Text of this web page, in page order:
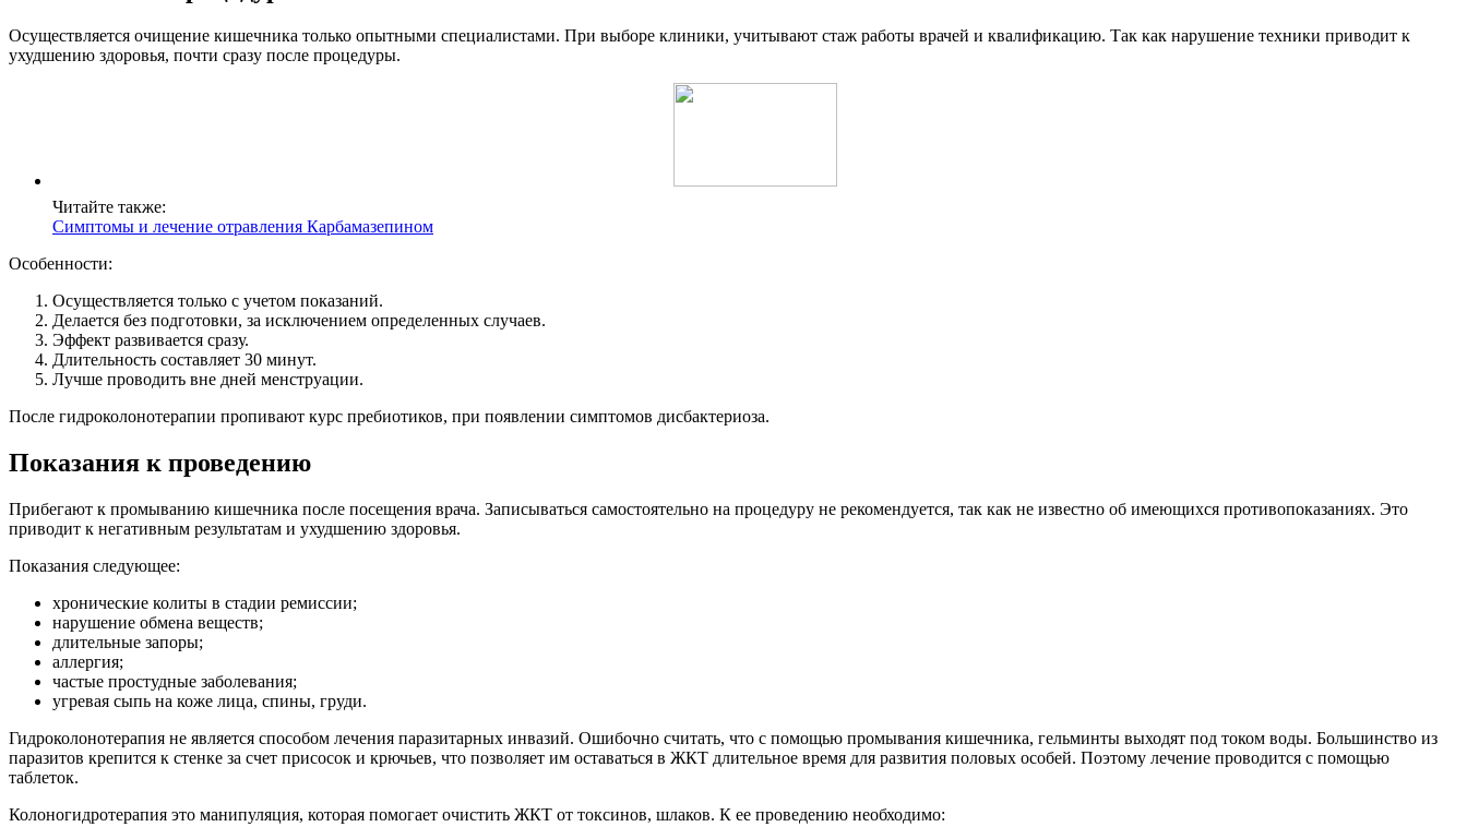
Осуществляется очищение кишечника только опытными специалистами. При выборе клиники, учитывают стаж работы врачей и квалификацию. Так как нарушение техники приводит к
ухудшению здоровья, почти сразу после процедуры.
Читайте также:
Симптомы и лечение отравления Карбамазепином
Особенности:
Осуществляется только с учетом показаний.
Делается без подготовки, за исключением определенных случаев.
Эффект развивается сразу.
Длительность составляет 30 минут.
Лучше проводить вне дней менструации.
После гидроколонотерапии пропивают курс пребиотиков, при появлении симптомов дисбактериоза.
Показания к проведению
Прибегают к промыванию кишечника после посещения врача. Записываться самостоятельно на процедуру не рекомендуется, так как не известно об имеющихся противопоказаниях. Это
приводит к негативным результатам и ухудшению здоровья.
Показания следующее:
хронические колиты в стадии ремиссии;
нарушение обмена веществ;
длительные запоры;
аллергия;
частые простудные заболевания;
угревая сыпь на коже лица, спины, груди.
Гидроколонотерапия не является способом лечения паразитарных инвазий. Ошибочно считать, что с помощью промывания кишечника, гельминты выходят под током воды. Большинство из
паразитов крепится к стенке за счет присосок и крючьев, что позволяет им оставаться в ЖКТ длительное время для развития половых особей. Поэтому лечение проводится с помощью
таблеток.
Колоногидротерапия это манипуляция, которая помогает очистить ЖКТ от токсинов, шлаков. К ее проведению необходимо: